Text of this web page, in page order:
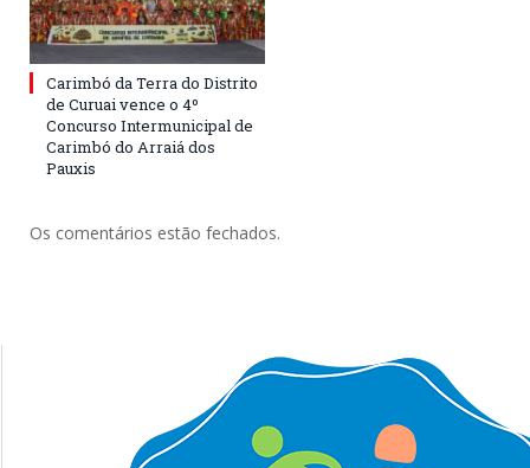
Carimbó da Terra do Distrito
de Curuai vence o 4º
Concurso Intermunicipal de
Carimbó do Arraiá dos
Pauxis
Os comentários estão fechados.